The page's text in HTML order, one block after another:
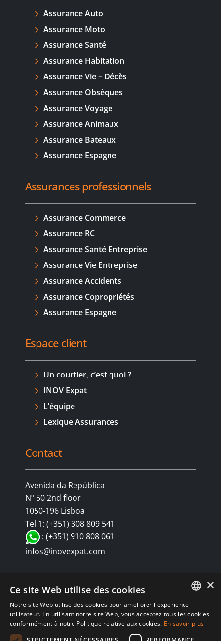
Assurance Auto
Assurance Moto
Assurance Santé
Assurance Habitation
Assurance Vie – Décès
Assurance Obsèques
Assurance Voyage
Assurance Animaux
Assurance Bateaux
Assurance Espagne
Assurances professionnels
Assurance Commerce
Assurance RC
Assurance Santé Entreprise
Assurance Vie Entreprise
Assurance Accidents
Assurance Copropriétés
Assurance Espagne
Espace client
Un courtier, c’est quoi ?
INOV Expat
L’équipe
Lexique Assurances
Contact
Avenida da República
Nº 50 2nd floor
1050-196 Lisboa
Tel 1: (+351) 308 809 541
: (+351) 910 808 061
infos@inovexpat.com
© Copyright 2024 INOV é uma corretora de seguros dedicada a
FRENCH
SPANISH
×
Ce site Web utilise des cookies
Notre site Web utilise des cookies pour améliorer l'expérience
utilisateur. En utilisant notre site Web, vous acceptez tous les cookies
conformément à notre Politique relative aux cookies. En savoir plus